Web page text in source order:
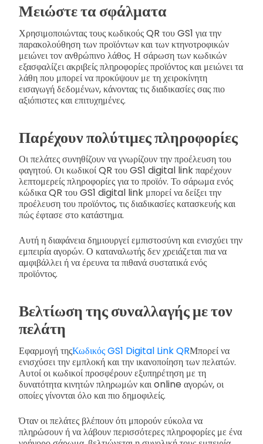
Μειώστε τα σφάλματα
Χρησιμοποιώντας τους κωδικούς QR του GS1 για την
παρακολούθηση των προϊόντων και των κτηνοτροφικών
μειώνει τον ανθρώπινο λάθος. Η σάρωση των κωδικών
εξασφαλίζει ακριβείς πληροφορίες προϊόντος και μειώνει τα
λάθη που μπορεί να προκύψουν με τη χειροκίνητη
εισαγωγή δεδομένων, κάνοντας τις διαδικασίες σας πιο
αξιόπιστες και επιτυχημένες.
Παρέχουν πολύτιμες πληροφορίες
Οι πελάτες συνηθίζουν να γνωρίζουν την προέλευση του
φαγητού. Οι κωδικοί QR του GS1 digital link παρέχουν
λεπτομερείς πληροφορίες για το προϊόν. Το σάρωμα ενός
κώδικα QR του GS1 digital link μπορεί να δείξει την
προέλευση του προϊόντος, τις διαδικασίες κατασκευής και
πώς έφτασε στο κατάστημα.
Αυτή η διαφάνεια δημιουργεί εμπιστοσύνη και ενισχύει την
εμπειρία αγορών. Ο καταναλωτής δεν χρειάζεται πια να
αμφιβάλλει ή να έρευνα τα πιθανά συστατικά ενός
προϊόντος.
Βελτίωση της συναλλαγής με τον
πελάτη
Εφαρμογή τηςΚωδικός GS1 Digital Link QRΜπορεί να
ενισχύσει την εμπλοκή και την ικανοποίηση των πελατών.
Αυτοί οι κωδικοί προσφέρουν εξυπηρέτηση με τη
δυνατότητα κινητών πληρωμών και online αγορών, οι
οποίες γίνονται όλο και πιο δημοφιλείς.
Όταν οι πελάτες βλέπουν ότι μπορούν εύκολα να
πληρώσουν ή να λάβουν περισσότερες πληροφορίες με ένα